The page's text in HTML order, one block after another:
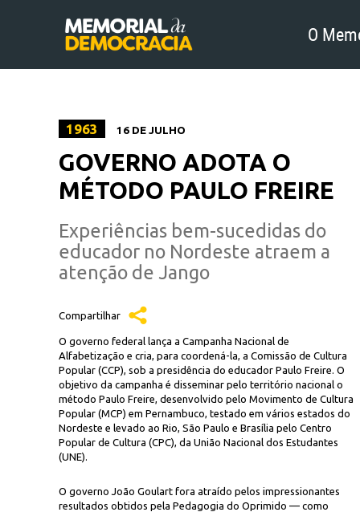
O
1963 16 DE JULHO
GOVERNO ADOTA O
MÉTODO PAULO FREIRE
Experiências bem-sucedidas do
educador no Nordeste atraem a
atenção de Jango
Compartilhar
O governo federal lança a Campanha Nacional de
Alfabetização e cria, para coordená-la, a Comissão de Cultura
Popular (CCP), sob a presidência do educador Paulo Freire. O
objetivo da campanha é disseminar pelo território nacional o
método Paulo Freire, desenvolvido pelo Movimento de Cultura
Popular (MCP) em Pernambuco, testado em vários estados do
Nordeste e levado ao Rio, São Paulo e Brasília pelo Centro
Popular de Cultura (CPC), da União Nacional dos Estudantes
(UNE).
O governo João Goulart fora atraído pelos impressionantes
resultados obtidos pela Pedagogia do Oprimido — como
do curso de capacitação de professores em Angicos (RN)
Acervo